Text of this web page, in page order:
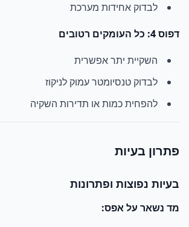
לבדוק אחידות מערכת
דפוס 4: כל העומקים רטובים
השקיית יתר אפשרית
לבדוק טנסיומטר עמוק לניקוז
להפחית כמות או תדירות השקיה
פתרון בעיות
בעיות נפוצות ופתרונות
מד נשאר על אפס: